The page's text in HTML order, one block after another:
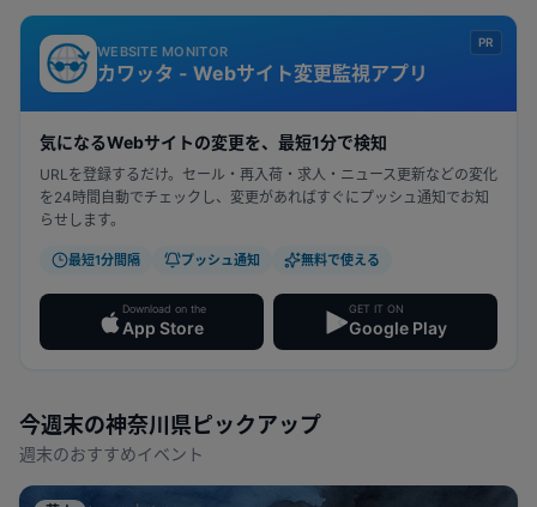
PR
WEBSITE MONITOR
カワッタ - Webサイト変更監視アプリ
気になるWebサイトの変更を、最短1分で検知
URLを登録するだけ。セール・再入荷・求人・ニュース更新などの変化
を24時間自動でチェックし、変更があればすぐにプッシュ通知でお知
らせします。
最短1分間隔 プッシュ通知 無料で使える
Download on the
App Store
GET IT ON
Google Play
今週末の神奈川県 ピックアップ
週末のおすすめイベント